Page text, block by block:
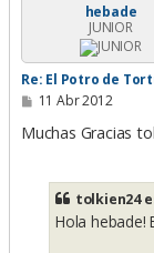
hebade
JUNIOR
Re: El Potro de
M
n
11 Abr 2012
Muchas Gracias
tolkien24
Hola hebade!